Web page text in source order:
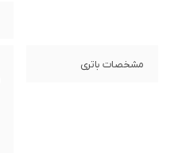
مشخصات باتری